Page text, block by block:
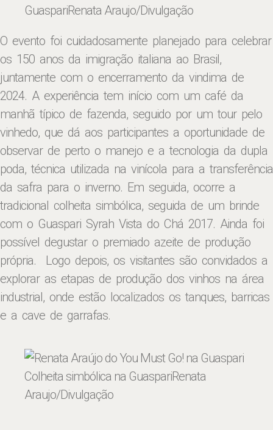
GuaspariRenata Araujo/Divulgação
O evento foi cuidadosamente planejado para celebrar
os 150 anos da imigração italiana ao Brasil,
juntamente com o encerramento da vindima de
2024. A experiência tem início com um café da
manhã típico de fazenda, seguido por um tour pelo
vinhedo, que dá aos participantes a oportunidade de
observar de perto o manejo e a tecnologia da dupla
poda, técnica utilizada na vinícola para a transferência
da safra para o inverno. Em seguida, ocorre a
tradicional colheita simbólica, seguida de um brinde
com o Guaspari Syrah Vista do Chá 2017. Ainda foi
possível degustar o premiado azeite de produção
própria. Logo depois, os visitantes são convidados a
explorar as etapas de produção dos vinhos na área
industrial, onde estão localizados os tanques, barricas
e a cave de garrafas.
Colheita simbólica na GuaspariRenata
Araujo/Divulgação